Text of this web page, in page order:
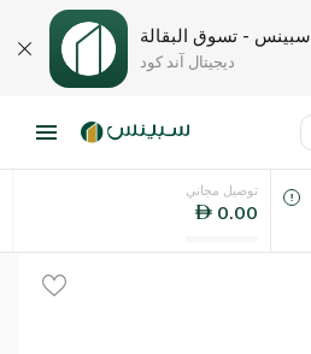
سبينس - تسوق البقالة
ديجيتال آند كود
اللغةتوصيل مجاني
0.00